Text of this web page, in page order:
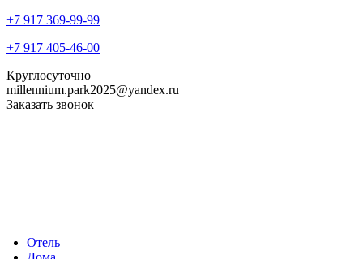
‎+7 917 369-99-99
+7 917 405-46-00
Круглосуточно
millennium.park2025@yandex.ru
Заказать звонок
Отель